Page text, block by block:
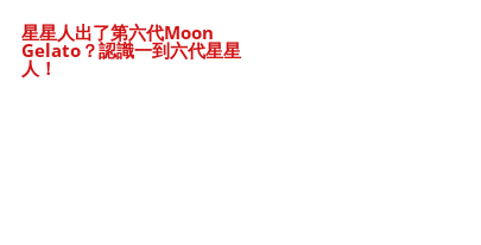
本命？
星星人出了第六代Moon
Gelato？認識一到六代星星
人！